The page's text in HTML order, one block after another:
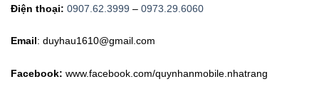
Điện thoại: 0907.62.3999 – 0973.29.6060
Email: duyhau1610@gmail.com
Facebook: www.facebook.com/quynhanmobile.nhatrang